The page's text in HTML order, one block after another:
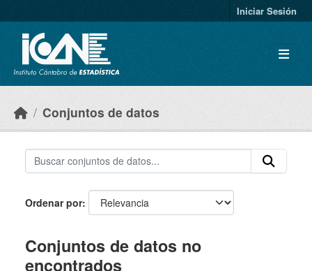
Iniciar Sesión
Conjuntos de datos
Ordenar por
Conjuntos de datos no
encontrados